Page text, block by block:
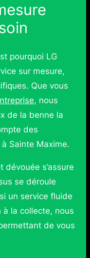
pourquoi LG
sur mesure,
Que vous
, nous
de la benne la
des
Sainte Maxime.
s’assure
se déroule
un service fluide
la collecte, nous
de vous